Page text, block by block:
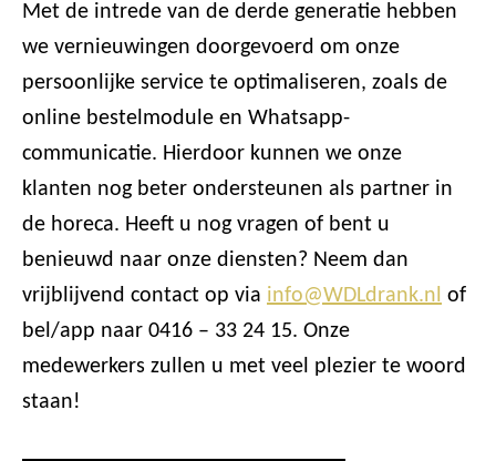
Met de intrede van de derde generatie hebben
we vernieuwingen doorgevoerd om onze
persoonlijke service te optimaliseren, zoals de
online bestelmodule en Whatsapp-
communicatie. Hierdoor kunnen we onze
klanten nog beter ondersteunen als partner in
de horeca. Heeft u nog vragen of bent u
benieuwd naar onze diensten? Neem dan
vrijblijvend contact op via info@WDLdrank.nl of
bel/app naar 0416 – 33 24 15. Onze
medewerkers zullen u met veel plezier te woord
staan!